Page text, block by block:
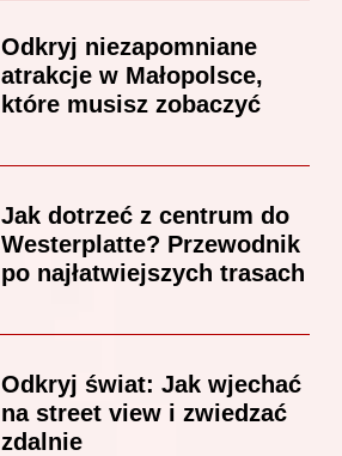
Odkryj niezapomniane
atrakcje w Małopolsce,
które musisz zobaczyć
Jak dotrzeć z centrum do
Westerplatte? Przewodnik
po najłatwiejszych trasach
Odkryj świat: Jak wjechać
na street view i zwiedzać
zdalnie